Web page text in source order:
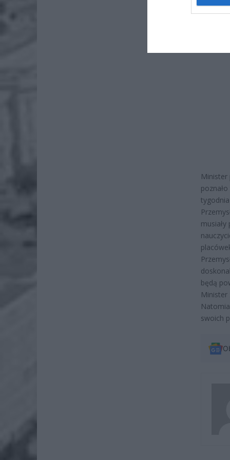
Minister
będą
Minister
swoich